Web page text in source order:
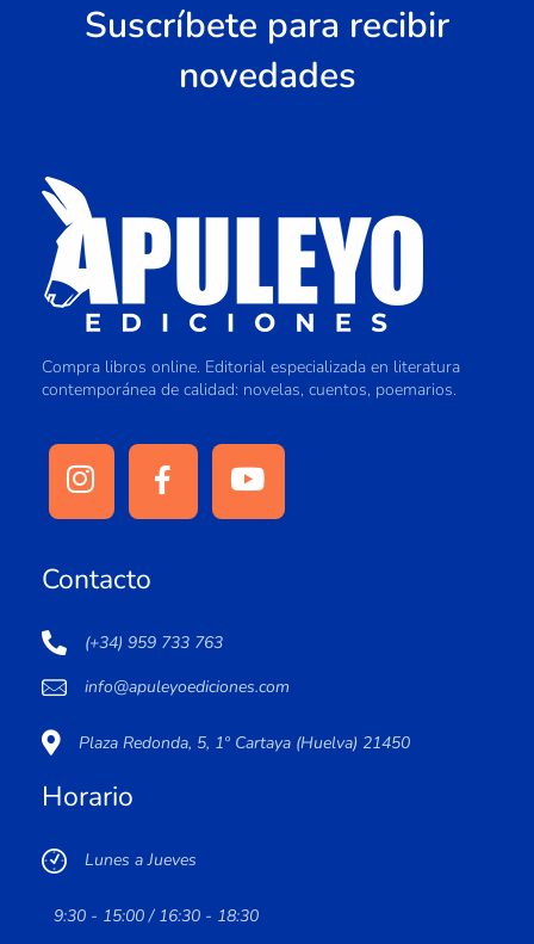
Suscríbete para recibir
novedades
Compra libros online. Editorial especializada en literatura
contemporánea de calidad: novelas, cuentos, poemarios.
Contacto
(+34) 959 733 763
info@apuleyoediciones.com
Plaza Redonda, 5, 1º Cartaya (Huelva) 21450
Horario
Lunes a Jueves
9:30 - 15:00 / 16:30 - 18:30